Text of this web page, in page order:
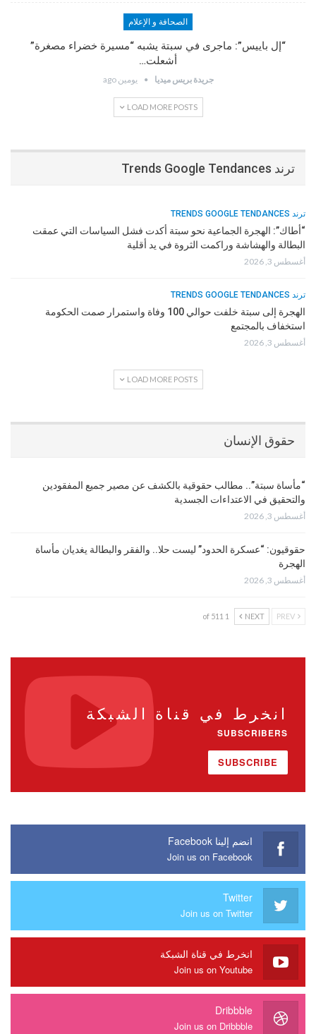
الصحافة و الإعلام
“إل باييس”: ماجرى في سبتة يشبه “مسيرة خضراء مصغرة”
أشعلت…
جريدة بريس ميديا يومين ago
LOAD MORE POSTS
ترند Trends Google Tendances
ترند TRENDS GOOGLE TENDANCES
“أطاك”: الهجرة الجماعية نحو سبتة أكدت فشل السياسات التي عمقت
البطالة والهشاشة وراكمت الثروة في يد أقلية
أغسطس 3, 2026
ترند TRENDS GOOGLE TENDANCES
الهجرة إلى سبتة خلفت حوالي 100 وفاة واستمرار صمت الحكومة
استخفاف بالمجتمع
أغسطس 3, 2026
LOAD MORE POSTS
حقوق الإنسان
“مأساة سبتة”.. مطالب حقوقية بالكشف عن مصير جميع المفقودين
والتحقيق في الاعتداءات الجسدية
أغسطس 3, 2026
حقوقيون: “عسكرة الحدود” ليست حلا.. والفقر والبطالة يغديان مأساة
الهجرة
أغسطس 3, 2026
NEXT
1 of 511
انخرط في قناة الشبكة
SUBSCRIBERS
SUBSCRIBE
انضم إلينا Facebook
Join us on Facebook
Twitter
Join us on Twitter
انخرط في قناة الشبكة
Join us on Youtube
Dribbble
Join us on Dribbble